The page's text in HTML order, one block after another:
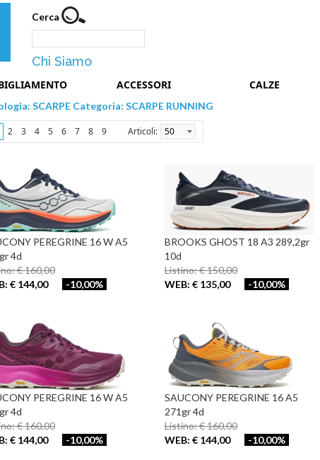
Cerca
Chi Siamo
ACCESSORI CALZE
SCARPE Categoria: SCARPE RUNNING
2 3 4 5 6 7 8 9 Articoli: 50
PEREGRINE 16 W A5
4d
€ 160,00
€ 144,00
-10,00%
BROOKS GHOST 18 A3 289,2gr
10d
Listino: € 150,00
WEB: € 135,00
-10,00%
PEREGRINE 16 W A5
4d
€ 160,00
€ 144,00
-10,00%
SAUCONY PEREGRINE 16 A5
271gr 4d
Listino: € 160,00
WEB: € 144,00
-10,00%